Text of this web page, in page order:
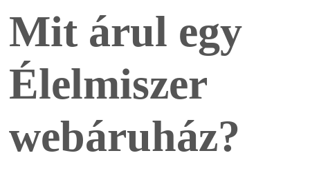
Mit árul egy
Élelmiszer
webáruház?